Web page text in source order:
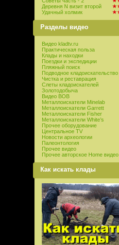
Деревня N визит второй
Удачный холмик
Разделы видео
Видео kladtv.ru
Практическая польза
Клады и находки
Поездки и экспедиции
Пляжный поиск
Подводное кладоискательство
Чистка и реставрация
Слеты кладоискателей
Золотодобыча
Видео ВОВ
Металлоискатели Minelab
Металлоискатели Garrett
Металлоискатели Fisher
Металлоискатели White’s
Прочее оборудование
Центральное TV
Новости археологии
Палеонтология
Прочее видео
Прочее авторское Home видео
Как искать клады